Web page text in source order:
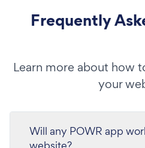
Frequently
Learn more about how
your
Will any POWR app
website?